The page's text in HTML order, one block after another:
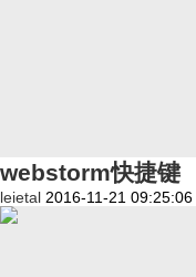
webstorm快捷键
leietal 2016-11-21 09:25:06